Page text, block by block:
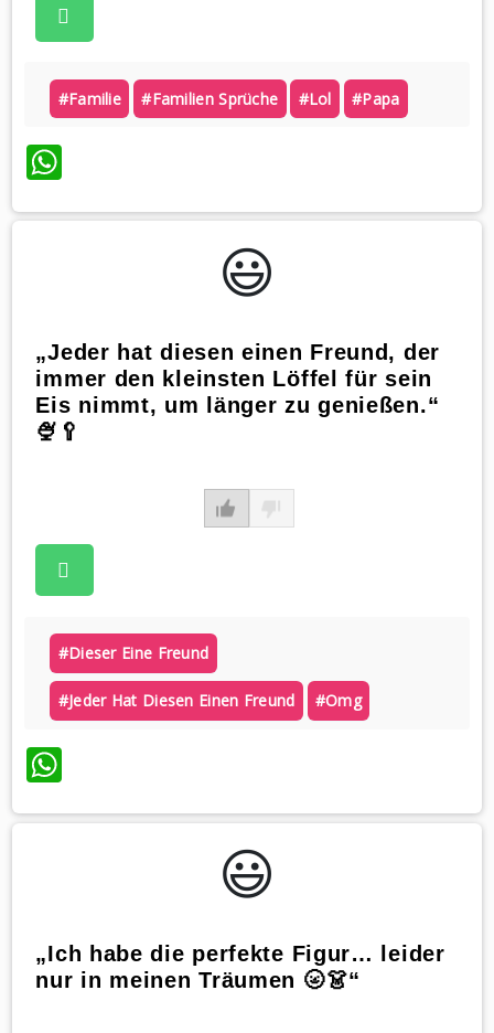
#familie #familien Sprüche #lol #papa
WhatsApp
😃️
„Jeder hat diesen einen Freund, der
immer den kleinsten Löffel für sein
Eis nimmt, um länger zu genießen.“
🍨🥄
#dieser Eine Freund
#jeder Hat Diesen Einen Freund #omg
WhatsApp
😃️
„Ich habe die perfekte Figur… leider
nur in meinen Träumen 🌝👗“